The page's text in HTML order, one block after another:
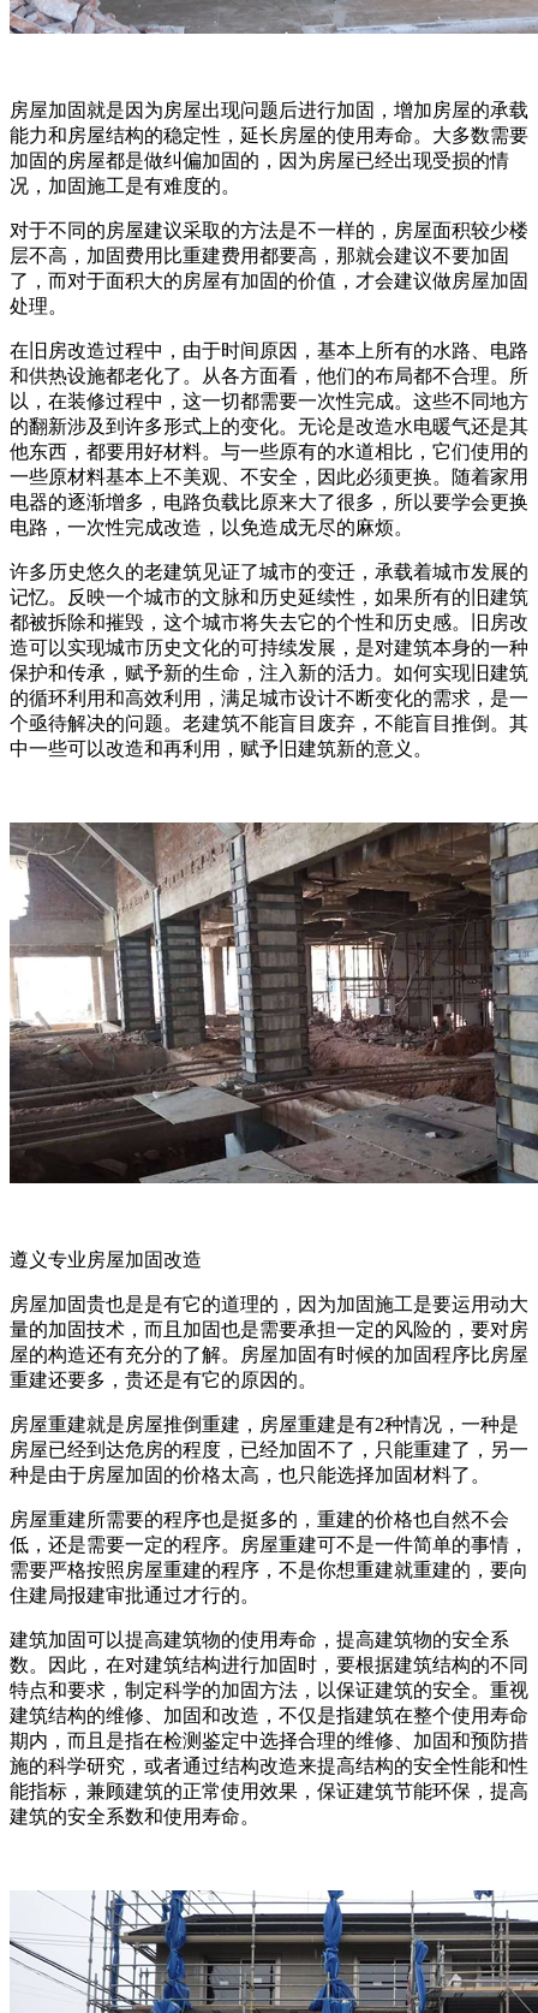
房屋加固就是因为房屋出现问题后进行加固，增加房屋的承载
能力和房屋结构的稳定性，延长房屋的使用寿命。大多数需要
加固的房屋都是做纠偏加固的，因为房屋已经出现受损的情
况，加固施工是有难度的。
对于不同的房屋建议采取的方法是不一样的，房屋面积较少楼
层不高，加固费用比重建费用都要高，那就会建议不要加固
了，而对于面积大的房屋有加固的价值，才会建议做房屋加固
处理。
在旧房改造过程中，由于时间原因，基本上所有的水路、电路
和供热设施都老化了。从各方面看，他们的布局都不合理。所
以，在装修过程中，这一切都需要一次性完成。这些不同地方
的翻新涉及到许多形式上的变化。无论是改造水电暖气还是其
他东西，都要用好材料。与一些原有的水道相比，它们使用的
一些原材料基本上不美观、不安全，因此必须更换。随着家用
电器的逐渐增多，电路负载比原来大了很多，所以要学会更换
电路，一次性完成改造，以免造成无尽的麻烦。
许多历史悠久的老建筑见证了城市的变迁，承载着城市发展的
记忆。反映一个城市的文脉和历史延续性，如果所有的旧建筑
都被拆除和摧毁，这个城市将失去它的个性和历史感。旧房改
造可以实现城市历史文化的可持续发展，是对建筑本身的一种
保护和传承，赋予新的生命，注入新的活力。如何实现旧建筑
的循环利用和高效利用，满足城市设计不断变化的需求，是一
个亟待解决的问题。老建筑不能盲目废弃，不能盲目推倒。其
中一些可以改造和再利用，赋予旧建筑新的意义。
遵义专业房屋加固改造
房屋加固贵也是是有它的道理的，因为加固施工是要运用动大
量的加固技术，而且加固也是需要承担一定的风险的，要对房
屋的构造还有充分的了解。房屋加固有时候的加固程序比房屋
重建还要多，贵还是有它的原因的。
房屋重建就是房屋推倒重建，房屋重建是有2种情况，一种是
房屋已经到达危房的程度，已经加固不了，只能重建了，另一
种是由于房屋加固的价格太高，也只能选择加固材料了。
房屋重建所需要的程序也是挺多的，重建的价格也自然不会
低，还是需要一定的程序。房屋重建可不是一件简单的事情，
需要严格按照房屋重建的程序，不是你想重建就重建的，要向
住建局报建审批通过才行的。
建筑加固可以提高建筑物的使用寿命，提高建筑物的安全系
数。因此，在对建筑结构进行加固时，要根据建筑结构的不同
特点和要求，制定科学的加固方法，以保证建筑的安全。重视
建筑结构的维修、加固和改造，不仅是指建筑在整个使用寿命
期内，而且是指在检测鉴定中选择合理的维修、加固和预防措
施的科学研究，或者通过结构改造来提高结构的安全性能和性
能指标，兼顾建筑的正常使用效果，保证建筑节能环保，提高
建筑的安全系数和使用寿命。